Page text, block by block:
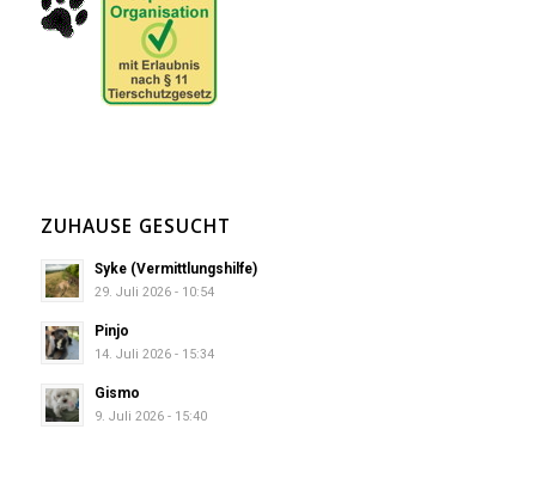
ZUHAUSE GESUCHT
Syke (Vermittlungshilfe)
29. Juli 2026 - 10:54
Pinjo
14. Juli 2026 - 15:34
Gismo
9. Juli 2026 - 15:40